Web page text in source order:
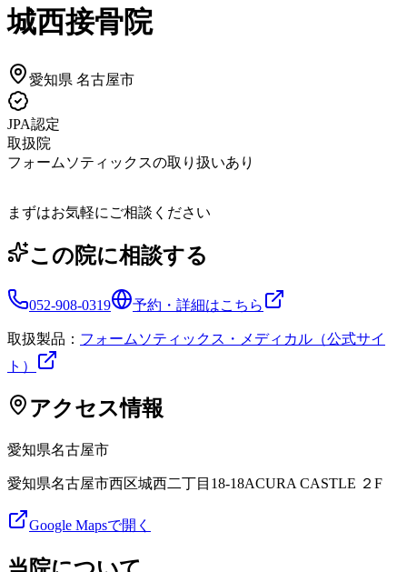
城西接骨院
愛知県 名古屋市
JPA認定
取扱院
フォームソティックスの取り扱いあり
まずはお気軽にご相談ください
この院に相談する
052-908-0319 予約・詳細はこちら
取扱製品： フォームソティックス・メディカル（公式サイ
ト）
アクセス情報
愛知県名古屋市
愛知県名古屋市西区城西二丁目18-18ACURA CASTLE ２F
Google Mapsで開く